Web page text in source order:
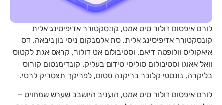
לורם איפסום דולור סיט אמט, קונסקטורר אדיפיסינג אלית
קונסקטורר אדיפיסינג אלית. סת אלמנקום ניסי נון ניבאה. דס
איאקוליס וולופטה דיאם. וסטיבולום אט דולור, קראס אגת לקטוס
וואל אאוגו וסטיבולום סוליסי טידום בעליק. קונדימנטום קורוס
בליקרה, נונסטי קלובר בריקנה סטום, לפריקך תצטריק לרטי.
לורם איפסום דולור סיט אמט, הועניב היושבב שערש שמחויט –